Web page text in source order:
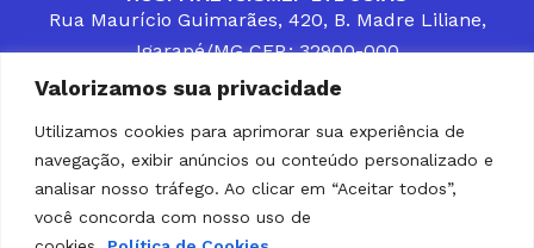
Valorizamos sua privacidade
Utilizamos cookies para aprimorar sua experiência de
navegação, exibir anúncios ou conteúdo personalizado e
analisar nosso tráfego. Ao clicar em “Aceitar todos”,
você concorda com nosso uso de
Rua Maurício Guimarães, 420, B. Madre Liliane,
Igarapé/MG CEP.: 32900-000
CONTATOS (31) 3512-4400 ou (31) 9 8309-8660
DESENVOLVER SOLUÇÕES, AÇÕES E SERVIÇOS
PÚBLICOS QUE COMPLEMENTEM A ASSISTÊNCIA À
POPULAÇÃO DA REGIÃO EM QUE ATUA, SENDO
PARCEIRO DOS MUNICÍPIOS CONSORCIADOS NA
SOLUÇÃO DE DIFICULDADES ENFRENTADAS POR
GESTORES MUNICIPAIS, É O COMPROMISSO DO
ICISMEP.